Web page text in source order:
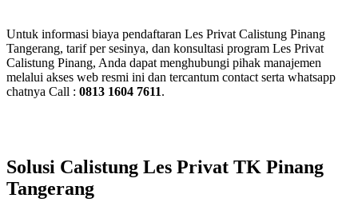
Untuk informasi biaya pendaftaran Les Privat Calistung Pinang
Tangerang, tarif per sesinya, dan konsultasi program Les Privat
Calistung Pinang, Anda dapat menghubungi pihak manajemen
melalui akses web resmi ini dan tercantum contact serta whatsapp
chatnya Call : 0813 1604 7611.
Solusi Calistung Les Privat TK Pinang
Tangerang